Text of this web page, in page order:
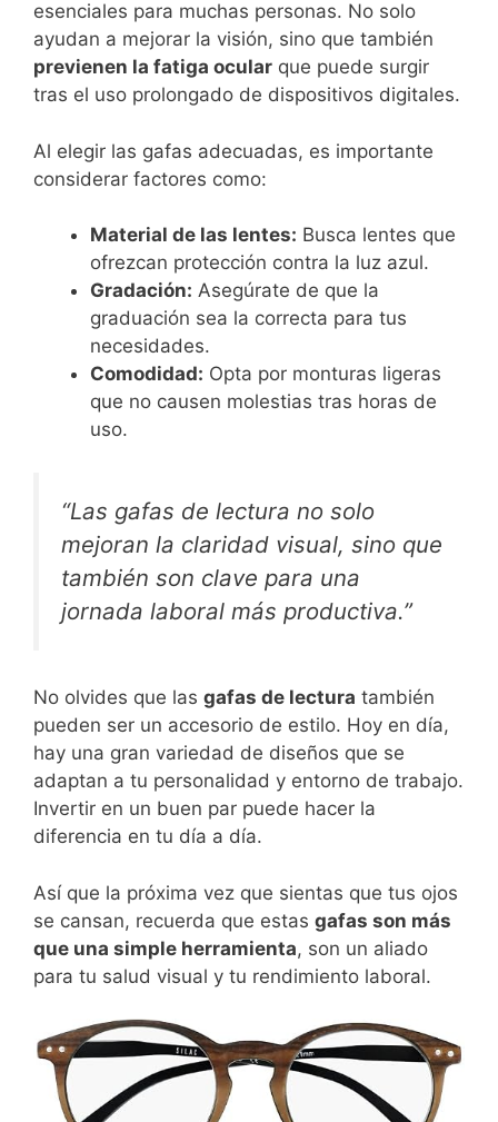
esenciales para muchas personas. No solo
ayudan a mejorar la visión, sino que también
previenen la fatiga ocular que puede surgir
tras el uso prolongado de dispositivos digitales.
Al elegir las gafas adecuadas, es importante
considerar factores como:
Material de las lentes: Busca lentes que
ofrezcan protección contra la luz azul.
Gradación: Asegúrate de que la
graduación sea la correcta para tus
necesidades.
Comodidad: Opta por monturas ligeras
que no causen molestias tras horas de
uso.
“Las gafas de lectura no solo
mejoran la claridad visual, sino que
también son clave para una
jornada laboral más productiva.”
No olvides que las gafas de lectura también
pueden ser un accesorio de estilo. Hoy en día,
hay una gran variedad de diseños que se
adaptan a tu personalidad y entorno de trabajo.
Invertir en un buen par puede hacer la
diferencia en tu día a día.
Así que la próxima vez que sientas que tus ojos
se cansan, recuerda que estas gafas son más
que una simple herramienta, son un aliado
para tu salud visual y tu rendimiento laboral.